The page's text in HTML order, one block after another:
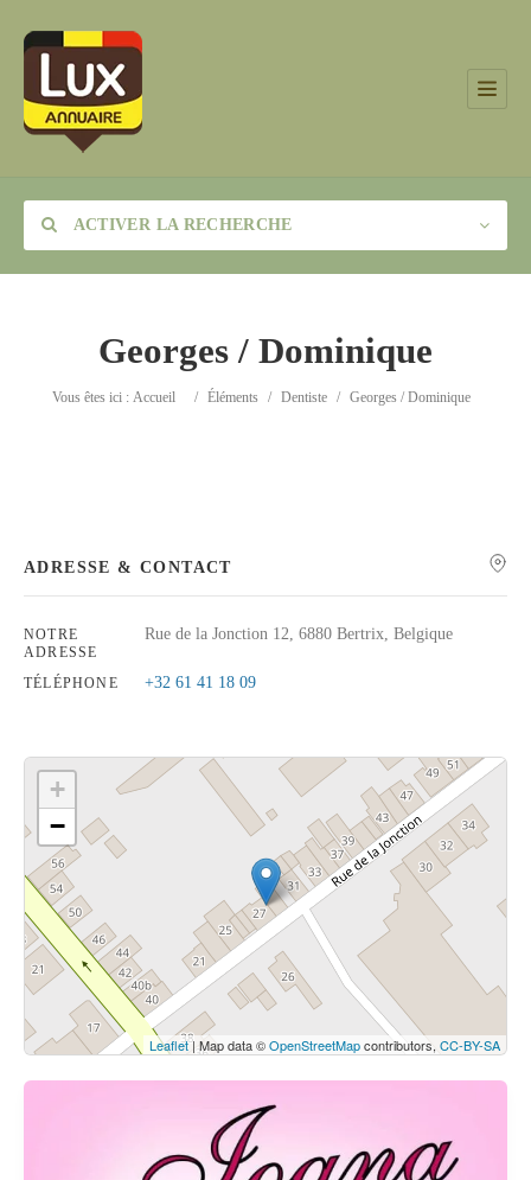
ACTIVER LA RECHERCHE
Catégorie
Georges / Dominique
Vous êtes ici : Accueil / Éléments / Dentiste / Georges / Dominique
ADRESSE & CONTACT
NOTRE
ADRESSE
Rue de la Jonction 12, 6880 Bertrix, Belgique
TÉLÉPHONE +32 61 41 18 09
Cliquez sur le bouton pour afficher la carte.
Voir la carte
+
−
Leaflet| Map data ©OpenStreetMapcontributors, CC-BY-SA